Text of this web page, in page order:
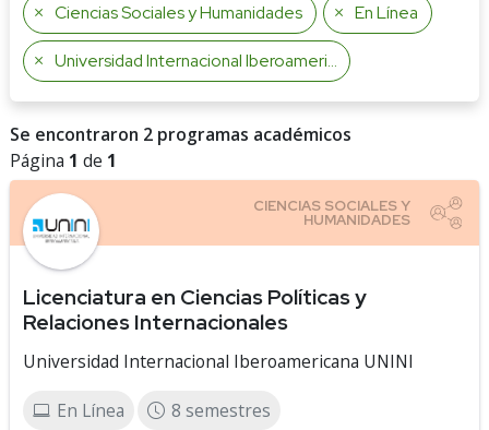
Ciencias Sociales y Humanidades En Línea
Universidad Internacional Iberoamericana UNINI
Se encontraron 2 programas académicos
Página 1 de 1
Licenciatura en Ciencias Políticas y
Relaciones Internacionales
Universidad Internacional Iberoamericana UNINI
En Línea 8 semestres